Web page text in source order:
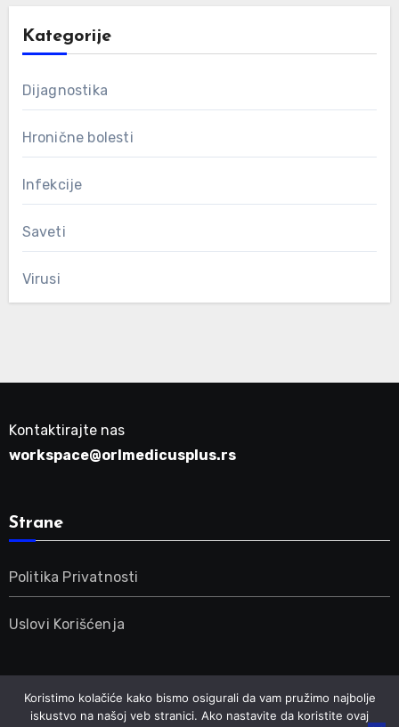
Kategorije
Dijagnostika
Hronične bolesti
Infekcije
Saveti
Virusi
Kontaktirajte nas
workspace@orlmedicusplus.rs
Strane
Politika Privatnosti
Uslovi Korišćenja
Koristimo kolačiće kako bismo osigurali da vam pružimo najbolje
iskustvo na našoj veb stranici. Ako nastavite da koristite ovaj